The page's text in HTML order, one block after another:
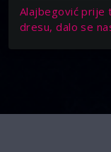
Alajbegović prije
dresu, dalo se